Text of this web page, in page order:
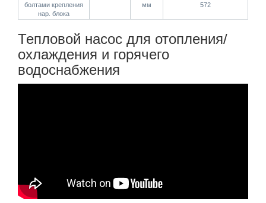
болтами крепления
нар. блока
мм 572
Тепловой насос для отопления/
охлаждения и горячего
водоснабжения